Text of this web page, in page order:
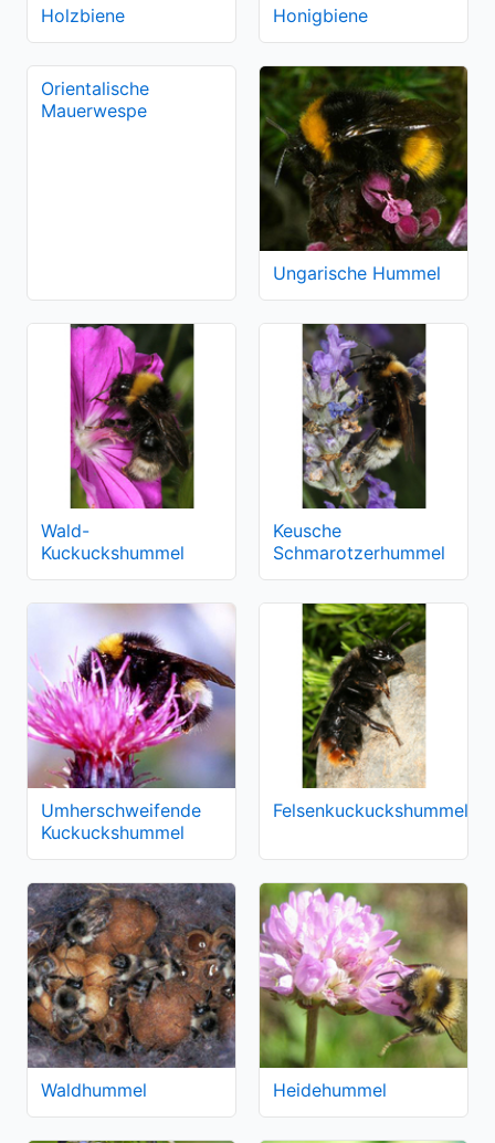
Holzbiene Honigbiene
Orientalische
Mauerwespe
Ungarische Hummel
Wald-
Kuckuckshummel
Keusche
Schmarotzerhummel
Umherschweifende
Kuckuckshummel
Felsenkuckuckshummel
Waldhummel Heidehummel